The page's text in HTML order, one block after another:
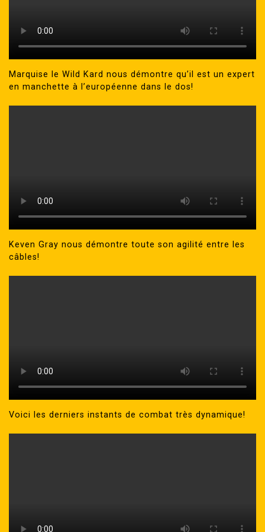
Marquise le Wild Kard nous démontre qu’il est un expert
en manchette à l’européenne dans le dos!
Keven Gray nous démontre toute son agilité entre les
câbles!
Voici les derniers instants de combat très dynamique!